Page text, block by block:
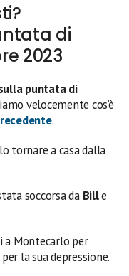
di
2023
puntata di
velocemente cos’è
.
tornare a casa dalla
soccorsa da Bille
a Montecarlo per
la sua depressione.